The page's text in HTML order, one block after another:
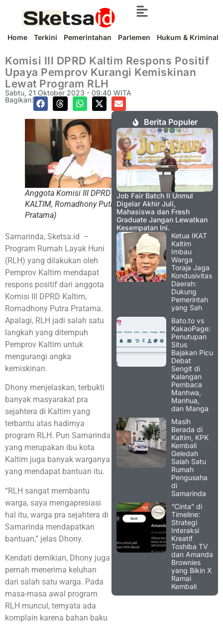
Home Terkini Pemerintahan Parlemen Hukum & Kriminal
Komisi III DPRD Kaltim Respons Positif
Upaya Pemprov Kurangi Kemiskinan
Lewat Program RLH
Sabtu, 21 Oktober 2023 - 09:40 WITA
Bagikan:
Anggota Komisi III DPRD
KALTIM, Romadhony Putra
Pratama)
Samarinda, Sketsa.id –
Program Rumah Layak Huni
(RLH) yang dilakukan oleh
Pemprov Kaltim mendapat
respons positif dari anggota
Komisi III DPRD Kaltim,
Romadhony Putra Pratama.
Apalagi, RLH jadi salah satu
langkah yang ditempuh
Pemprov Kaltim untuk
mengurangi angka
kemiskinan.
Dhony menjelaskan, terbukti
banyak masyarakat pra
sejahtera di Kaltim yang
terbantu atas hadirnya
program RLH. Pun Samarinda
yang merupakan ibu kota
Kaltim juga banyak warganya
yang mendapat bantuan itu.
“RLH sangat membantu
warga, saya mengapresiasi
hal itu, warga pra sejahtera di
Samarinda mendapatkan
bantuan,” jelas Dhony.
Kendati demikian, Dhony juga
pernah menerima keluhan
dari salah satu warga. Pada
masa-masa awal program
RLH muncul, ternyata ada
komplain karena bahan baku
Berita Populer
Job Fair Batch II Unmul
Digelar Akhir Juli,
Mahasiswa dan Fresh
Graduate Jangan Lewatkan
Kesempatan Ini.
Ketua IKAT
Kaltim
Imbau
Warga
Toraja Jaga
Kondusivitas
Daerah:
Dukung
Pemerintah
yang Sah
Bato.to vs
KakaoPage:
Penutupan
Situs
Bajakan Picu
Debat
Sengit di
Kalangan
Pembaca
Manhwa,
Manhua,
dan Manga
Masih
Berada di
Kaltim, KPK
Kembali
Geledah
Salah Satu
Rumah
Pengusaha
di
Samarinda
“Cinta” di
Timeline:
Strategi
Interaksi
Kreatif
Toshiba TV
dan Amanda
Brownies
yang Bikin X
Ramai
Kembali